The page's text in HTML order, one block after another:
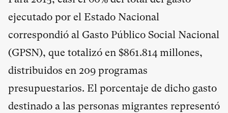
ejecutado por el Estado Nacional
correspondió al Gasto Público Social Nacional
(GPSN), que totalizó en $861.814 millones,
distribuidos en 209 programas
presupuestarios. El porcentaje de dicho gasto
destinado a las personas migrantes representó